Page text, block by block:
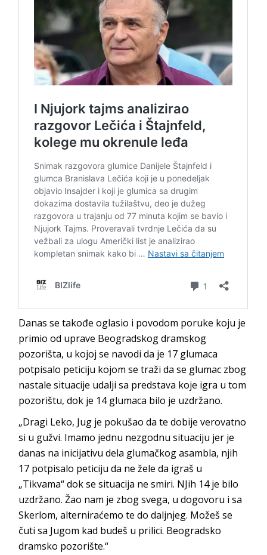
Danas se takođe oglasio i povodom poruke koju je
primio od uprave Beogradskog dramskog
pozorišta, u kojoj se navodi da je 17 glumaca
potpisalo peticiju kojom se traži da se glumac zbog
nastale situacije udalji sa predstava koje igra u tom
pozorištu, dok je 14 glumaca bilo je uzdržano.
„Dragi Leko, Jug je pokušao da te dobije verovatno
si u gužvi. Imamo jednu nezgodnu situaciju jer je
danas na inicijativu dela glumačkog asambla, njih
17 potpisalo peticiju da ne žele da igraš u
„Tikvama“ dok se situacija ne smiri. NJih 14 je bilo
uzdržano. Žao nam je zbog svega, u dogovoru i sa
Skerlom, alterniraćemo te do daljnjeg. Možeš se
čuti sa Jugom kad budeš u prilici. Beogradsko
dramsko pozorište.“